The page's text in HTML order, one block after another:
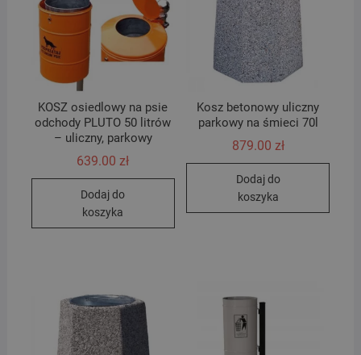
KOSZ osiedlowy na psie
odchody PLUTO 50 litrów
– uliczny, parkowy
639.00zł
Dodaj do
koszyka
Kosz betonowy uliczny
parkowy na śmieci 70l
879.00 zł
Dodaj do
koszyka